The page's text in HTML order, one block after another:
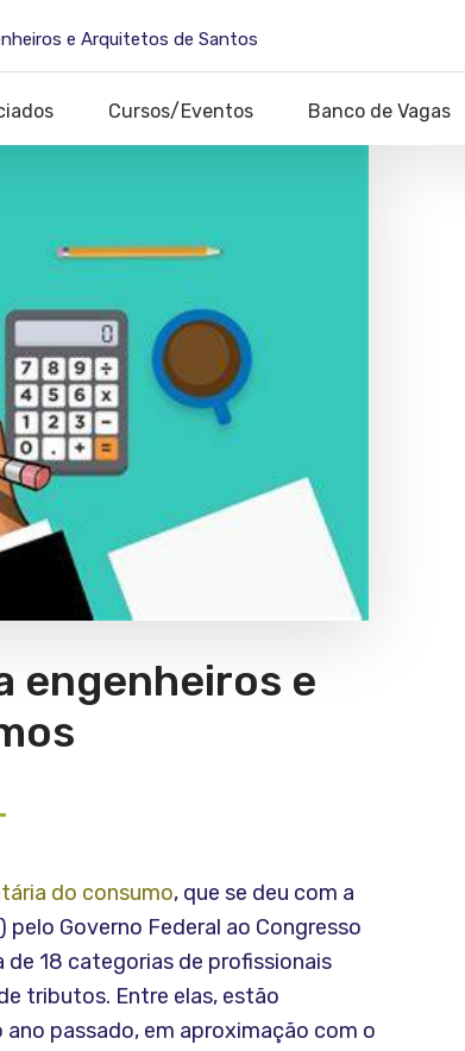
e Arquitetos de Santos
Cursos/Eventos Banco de Vagas
engenheiros e
do consumo, que se deu com a
Governo Federal ao Congresso
18 categorias de profissionais
tributos. Entre elas, estão
ano passado, em aproximação com o